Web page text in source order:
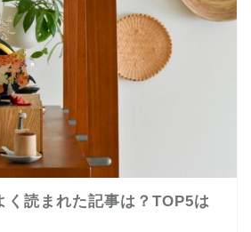
く読まれた記事は？TOP5は